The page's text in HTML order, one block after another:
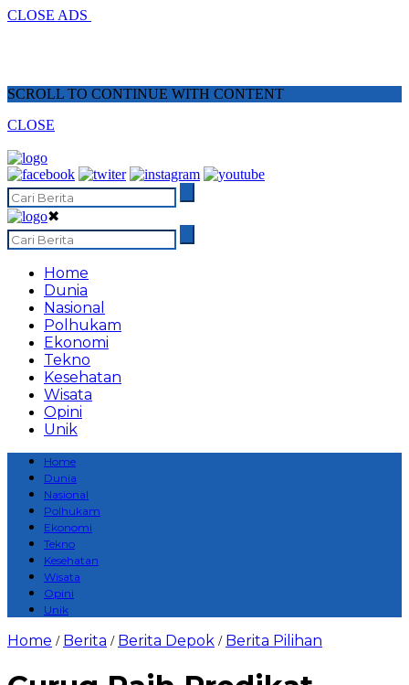
CLOSE ADS
SCROLL TO CONTINUE WITH CONTENT
CLOSE
✖
Home
Dunia
Nasional
Polhukam
Ekonomi
Tekno
Kesehatan
Wisata
Opini
Unik
Home
Dunia
Nasional
Polhukam
Ekonomi
Tekno
Kesehatan
Wisata
Opini
Unik
Home / Berita / Berita Depok / Berita Pilihan